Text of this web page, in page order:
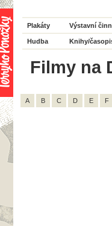
Plakáty Výstavní
Hudba Knihy/
Filmy na
A B C D E F